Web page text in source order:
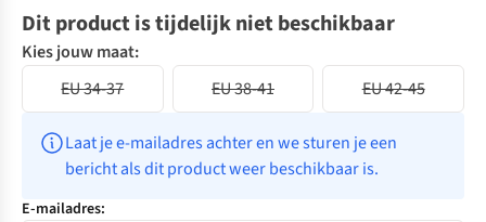
Dit product is tijdelijk niet beschikbaar
Kies jouw maat:
EU 34-37
EU 38-41 EU 42-45
Laat je e-mailadres achter en we sturen je een
bericht als dit product weer beschikbaar is.
E-mailadres: